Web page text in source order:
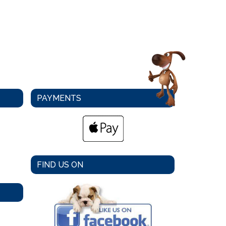
PAYMENTS
FIND US ON